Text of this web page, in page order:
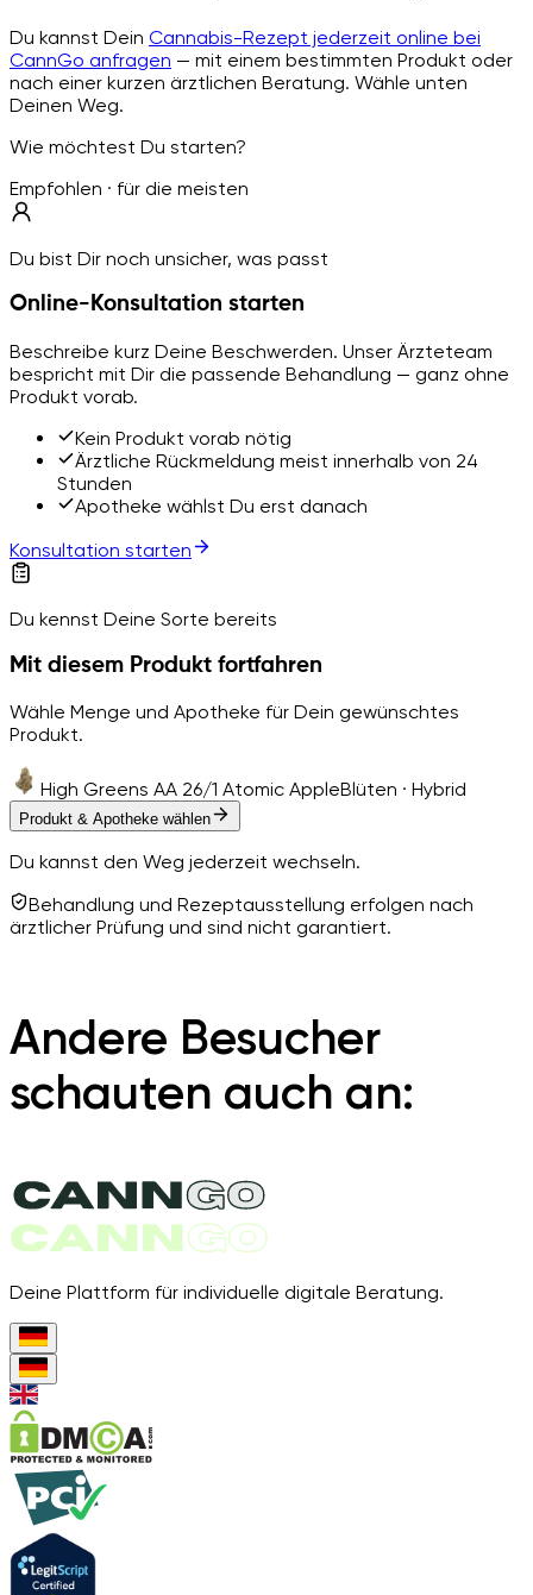
Du kannst Dein Cannabis-Rezept jederzeit online bei
CannGo anfragen — mit einem bestimmten Produkt oder
nach einer kurzen ärztlichen Beratung. Wähle unten
Deinen Weg.
Wie möchtest Du starten?
Empfohlen · für die meisten
Du bist Dir noch unsicher, was passt
Online-Konsultation starten
Beschreibe kurz Deine Beschwerden. Unser Ärzteteam
bespricht mit Dir die passende Behandlung — ganz ohne
Produkt vorab.
Kein Produkt vorab nötig
Ärztliche Rückmeldung meist innerhalb von 24
Stunden
Apotheke wählst Du erst danach
Konsultation starten
Du kennst Deine Sorte bereits
Mit diesem Produkt fortfahren
Wähle Menge und Apotheke für Dein gewünschtes
Produkt.
High Greens AA 26/1 Atomic AppleBlüten · Hybrid
Produkt & Apotheke wählen
Du kannst den Weg jederzeit wechseln.
Behandlung und Rezeptausstellung erfolgen nach
ärztlicher Prüfung und sind nicht garantiert.
Andere Besucher
schauten auch an:
Deine Plattform für individuelle digitale Beratung.